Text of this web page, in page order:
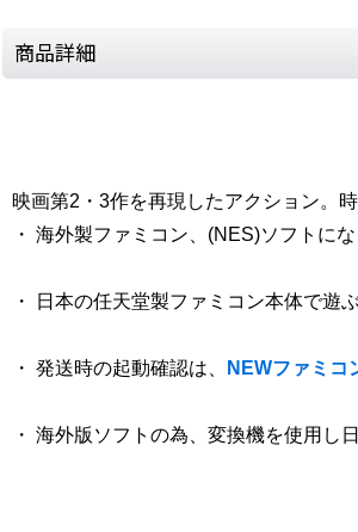
商品詳細
映画第2・3作を再現したアクション。
・ 海外製ファミコン、(NES)ソフトにな
・ 日本の任天堂製ファミコン本体で遊
・ 発送時の起動確認は、 NEWファミコ
・ 海外版ソフトの為、変換機を使用し